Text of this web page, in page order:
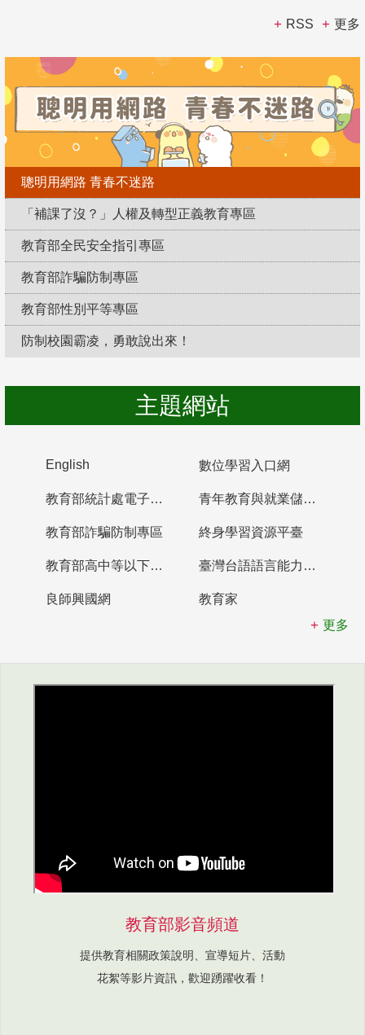
RSS 更多
聰明用網路 青春不迷路
「補課了沒？」人權及轉型正義教育專區
教育部全民安全指引專區
教育部詐騙防制專區
教育部性別平等專區
防制校園霸凌，勇敢說出來！
主題網站
English 數位學習入口網
教育部統計處電子書櫃 青年教育與就業儲蓄帳戶
教育部詐騙防制專區 終身學習資源平臺
教育部高中等以下學校及幼兒園教師資格檢定考試 臺灣台語語言能力認證網站
良師興國網
教育家
更多
教育部影音頻道
提供教育相關政策說明、宣導短片、活動
花絮等影片資訊，歡迎踴躍收看！